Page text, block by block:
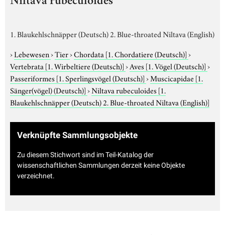
1. Blaukehlschnäpper (Deutsch) 2. Blue-throated Niltava (English)
›Lebewesen›Tier›Chordata [1. Chordatiere (Deutsch)]›
Vertebrata [1. Wirbeltiere (Deutsch)]›Aves [1. Vögel (Deutsch)]›
Passeriformes [1. Sperlingsvögel (Deutsch)]›Muscicapidae [1.
Sänger(vögel) (Deutsch)]›Niltava rubeculoides [1.
Blaukehlschnäpper (Deutsch) 2. Blue-throated Niltava (English)]
Verknüpfte Sammlungsobjekte
Zu diesem Stichwort sind im Teil-Katalog der
wissenschaftlichen Sammlungen derzeit keine Objekte
verzeichnet.